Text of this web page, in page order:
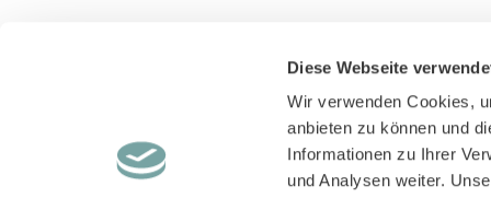
Diese Webseite
Wir verwenden Cookies,
anbieten zu können und
Informationen zu Ihrer
und Analysen weiter.
Versand unserer Pakete mit GLS, DPD, UPS oder DHL